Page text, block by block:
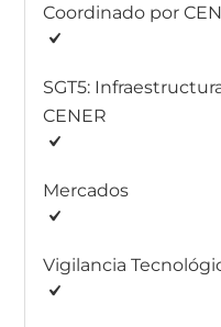
Coordinado por
SGT5:
CENER
Mercados
Vigilancia